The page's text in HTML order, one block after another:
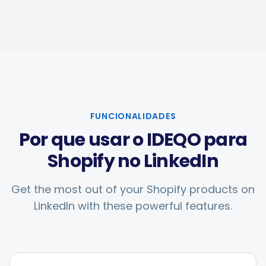
FUNCIONALIDADES
Por que usar o IDEQO para
Shopify no LinkedIn
Get the most out of your Shopify products on
LinkedIn with these powerful features.